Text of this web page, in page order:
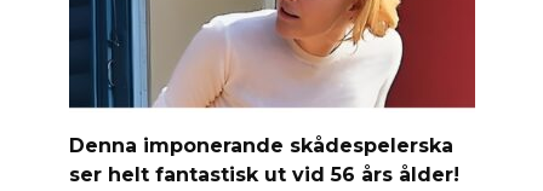
Denna imponerande skådespelerska
ser helt fantastisk ut vid 56 års ålder!